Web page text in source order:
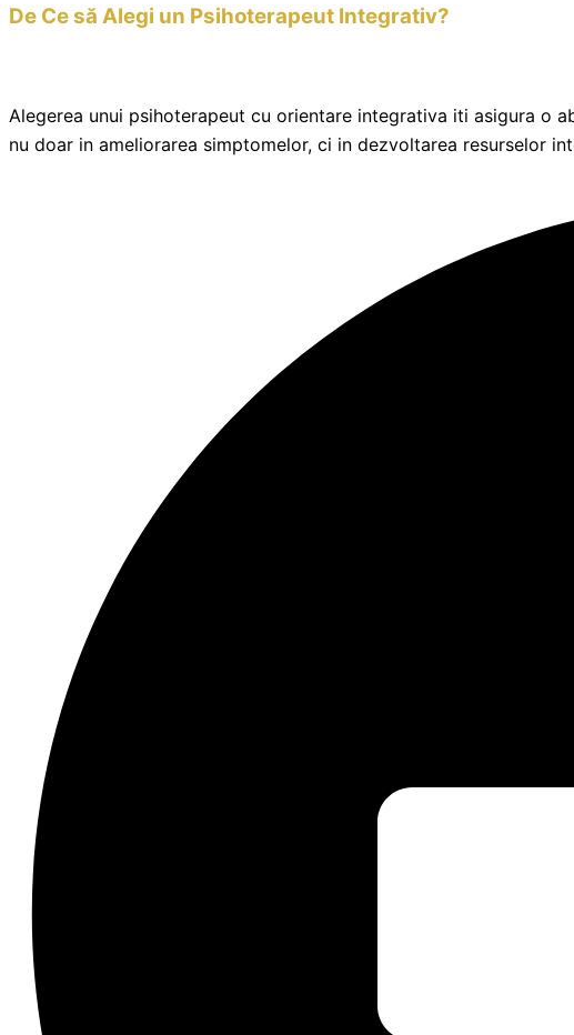
De Ce să Alegi un Psihoterapeut Integrativ?
Alegerea unui psihoterapeut cu orientare integrativa iti asigura o
nu doar in ameliorarea simptomelor, ci in dezvoltarea resurselor